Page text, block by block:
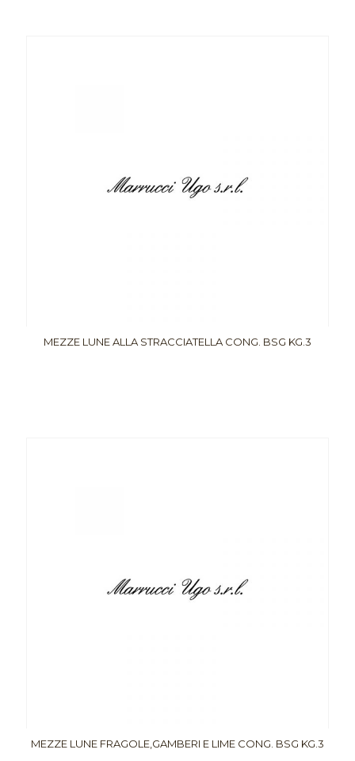
MEZZE LUNE ALLA STRACCIATELLA CONG. BSG KG.3
MEZZE LUNE FRAGOLE,GAMBERI E LIME CONG. BSG KG.3